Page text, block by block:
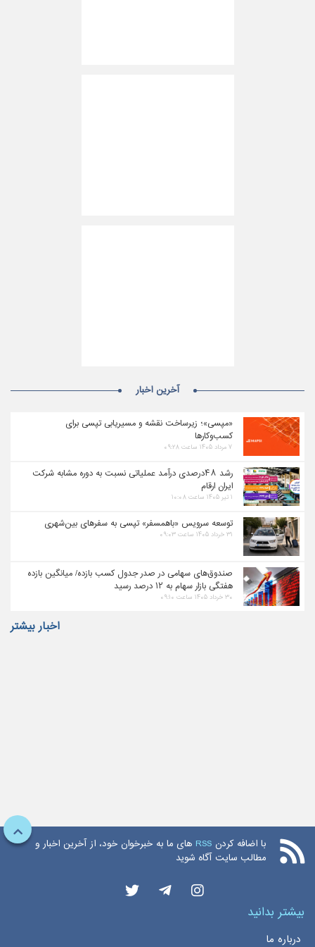
آخرین اخبار
«مپسی»؛ زیرساخت نقشه و مسیریابی تپسی برای
کسب‌وکارها
۷ مرداد ۱۴۰۵ ساعت ۰۹:۲۸
رشد ۴۸درصدی درآمد عملیاتی نسبت به دوره مشابه شرکت
ایران ارقام
۱ تیر ۱۴۰۵ ساعت ۱۰:۰۸
توسعه سرویس «باهمسفر» تپسی به سفرهای بین‌شهری
۳۱ خرداد ۱۴۰۵ ساعت ۰۹:۰۳
صندوق‌های سهامی در صدر جدول کسب بازده/ میانگین بازده
هفتگی بازار سهام به ۱۲ درصد رسید
۳۰ خرداد ۱۴۰۵ ساعت ۰۹:۱۰
اخبار بیشتر
با اضافه کردن RSS های ما به خبرخوان خود، از آخرین اخبار و
مطالب سایت آگاه شوید
بیشتر بدانید
درباره ما